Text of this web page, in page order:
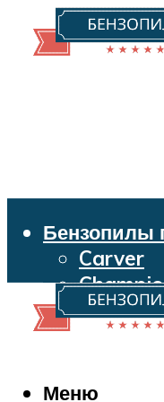
Бензопилы
Carver
Echo
Makita
Меню